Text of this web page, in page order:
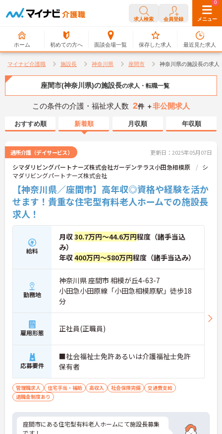
求人検索 会員登録 メニュー
ホーム 初めての方へ 面談会場一覧
0
保存した求人
0
最近見た求人
マイナビ介護職 施設長 神奈川県 座間市 神奈川県の施設長の求人
座間市(神奈川県)の施設長の求人・転職一覧
この条件の介護・福祉求人数 2件 ＋非公開求人
おすすめ順 新着順 月収順 年収順
通所介護（デイサービス） 更新日：2025年05月07日
シマダリビングパートナーズ株式会社ガーデンテラス小田急相模原
シ
マダリビングパートナーズ株式会社
【神奈川県／座間市】高年収◎資格や経験を活か
せます！貴重な住宅型有料老人ホームでの施設長
求人！
給料
月収30.7万円～44.6万円程度（諸手当込
み）
年収400万円～580万円程度（諸手当込み）
勤務地
神奈川県 座間市 相模が丘4-63-7
小田急小田原線「小田急相模原駅」徒歩18
分
雇用形態 正社員(正職員)
応募要件
■社会福祉士免許あるいは介護福祉士免許
保有者
管理職求人 住宅手当・補助 高収入 社会保険完備
交通費支給
退職金制度あり
座間市にある住宅型有料老人ホームにて施設長募集